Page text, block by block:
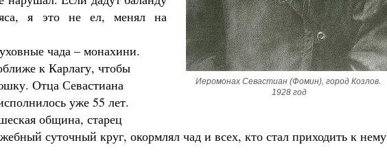
Иеромонах Севастиан (Фомин), город Козлов.
1928 год
я это не ел, менял на
чада – монахини.
к Карлагу, чтобы
Отца Севастиана
уже 55 лет.
община, старец
суточный круг, окормлял чад и всех, кто стал приходить к нему